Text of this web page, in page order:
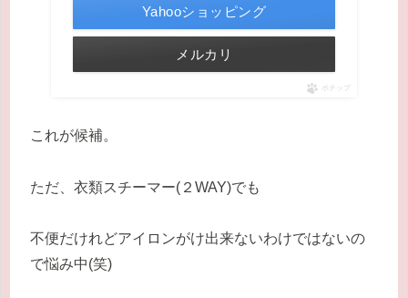
Yahooショッピング
メルカリ
ポチップ
これが候補。
ただ、衣類スチーマー(２WAY)でも
不便だけれどアイロンがけ出来ないわけではないの
で悩み中(笑)